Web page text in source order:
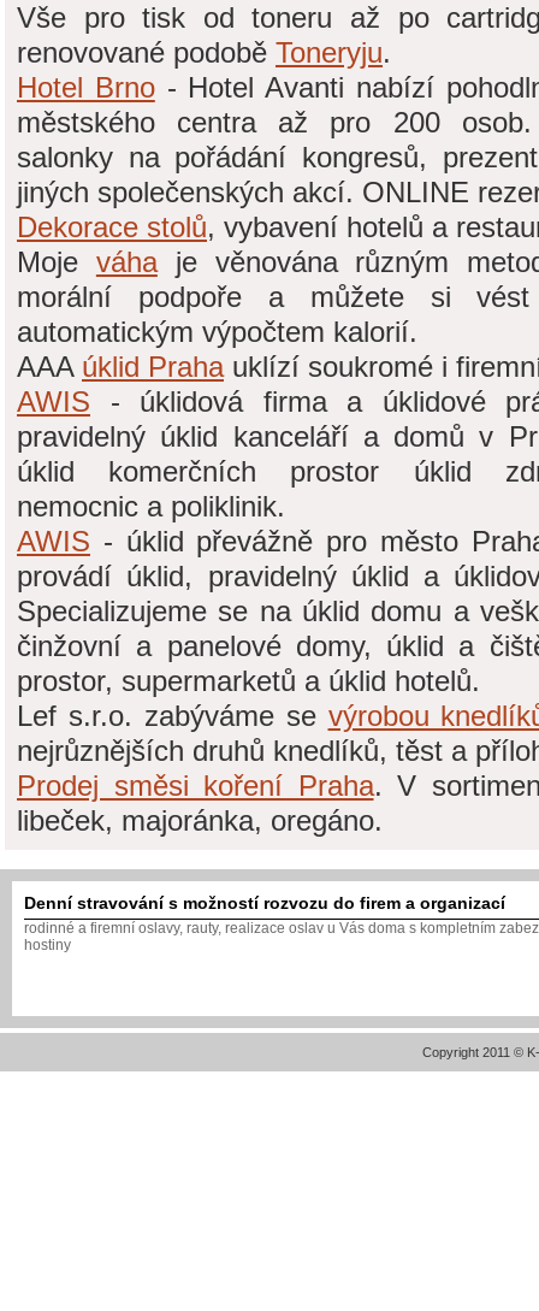
Vše pro tisk od toneru až po
renovované podobě Toneryju.
Hotel Brno- Hotel Avanti nabízí
městského centra až pro 200 osob.
salonky na pořádání kongresů,
jiných společenských akcí. ONLINE
Dekorace stolů, vybavení hotelů a
Moje váhaje věnována různým
morální podpoře a můžete si
automatickým výpočtem kalorií.
AAA úklid Prahauklízí soukromé i
AWIS - úklidová firma a úklidové
pravidelný úklid kanceláří a domů v
úklid komerčních prostor úklid
nemocnic a poliklinik.
AWIS - úklid převážně pro město
provádí úklid, pravidelný úklid a
Specializujeme se na úklid domu a
činžovní a panelové domy, úklid a
prostor, supermarketů a úklid hotelů.
Lef s.r.o. zabýváme se výrobou
nejrůznějších druhů knedlíků, těst a
Prodej směsi koření Praha. V
libeček, majoránka, oregáno.
Denní stravování s možností rozvozu do firem a organizací
rodinné a firemní oslavy, rauty, realizace oslav u Vás doma s kompletním
hostiny
Copyright 2011 ©